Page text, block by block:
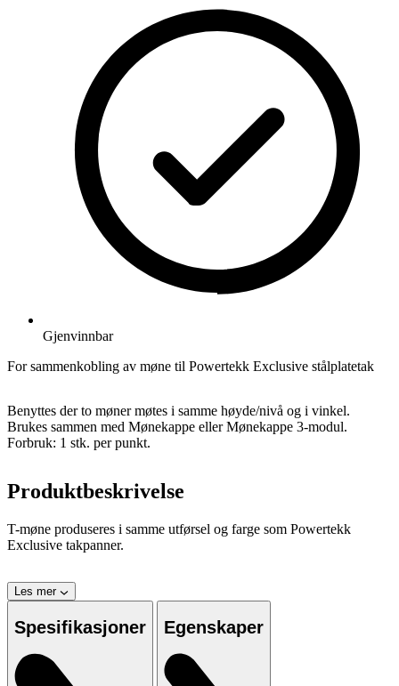
Gjenvinnbar
For sammenkobling av møne til Powertekk Exclusive stålplatetak
Benyttes der to møner møtes i samme høyde/nivå og i vinkel.
Brukes sammen med Mønekappe eller Mønekappe 3-modul.
Forbruk: 1 stk. per punkt.
Produktbeskrivelse
T-møne produseres i samme utførsel og farge som Powertekk
Exclusive takpanner.
Les mer
Spesifikasjoner Egenskaper